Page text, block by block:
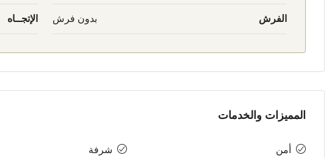
الفرش بدون فرش الإتجــاه
المميزات والخدمات
أمن شرفة